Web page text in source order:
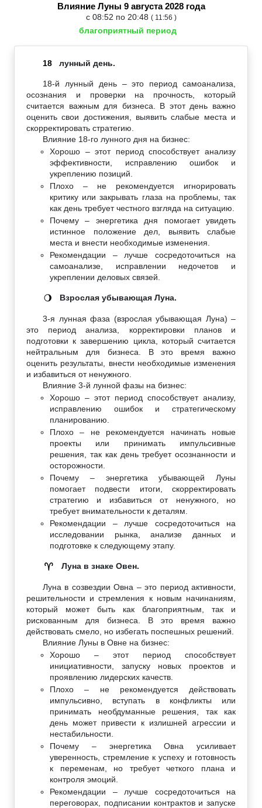
Влияние Луны 9 августа 2028 года
с 08:52 по 20:48 ( 11:56 )
благоприятный период
18 лунный день.
18-й лунный день – это период самоанализа,
осознания и проверки на прочность, который
считается важным для бизнеса. В этот день важно
оценить свои достижения, выявить слабые места и
скорректировать стратегию.
Влияние 18-го лунного дня на бизнес:
Хорошо – этот период способствует анализу
эффективности, исправлению ошибок и
укреплению позиций.
Плохо – не рекомендуется игнорировать
критику или закрывать глаза на проблемы, так
как день требует честного взгляда на ситуацию.
Почему – энергетика дня помогает увидеть
истинное положение дел, выявить слабые
места и внести необходимые изменения.
Рекомендации – лучше сосредоточиться на
самоанализе, исправлении недочетов и
укреплении деловых связей.
🌖 Взрослая убывающая Луна.
3-я лунная фаза (взрослая убывающая Луна) –
это период анализа, корректировки планов и
подготовки к завершению цикла, который считается
нейтральным для бизнеса. В это время важно
оценить результаты, внести необходимые изменения
и избавиться от ненужного.
Влияние 3-й лунной фазы на бизнес:
Хорошо – этот период способствует анализу,
исправлению ошибок и стратегическому
планированию.
Плохо – не рекомендуется начинать новые
проекты или принимать импульсивные
решения, так как день требует осознанности и
осторожности.
Почему – энергетика убывающей Луны
помогает подвести итоги, скорректировать
стратегию и избавиться от ненужного, но
требует внимательности к деталям.
Рекомендации – лучше сосредоточиться на
исследовании рынка, анализе данных и
подготовке к следующему этапу.
♈ Луна в знаке Овен.
Луна в созвездии Овна – это период активности,
решительности и стремления к новым начинаниям,
который может быть как благоприятным, так и
рискованным для бизнеса. В это время важно
действовать смело, но избегать поспешных решений.
Влияние Луны в Овне на бизнес:
Хорошо – этот период способствует
инициативности, запуску новых проектов и
проявлению лидерских качеств.
Плохо – не рекомендуется действовать
импульсивно, вступать в конфликты или
принимать необдуманные решения, так как
день может привести к излишней агрессии и
нестабильности.
Почему – энергетика Овна усиливает
уверенность, стремление к успеху и готовность
к переменам, но требует четкого плана и
контроля эмоций.
Рекомендации – лучше сосредоточиться на
переговорах, подписании контрактов и запуске